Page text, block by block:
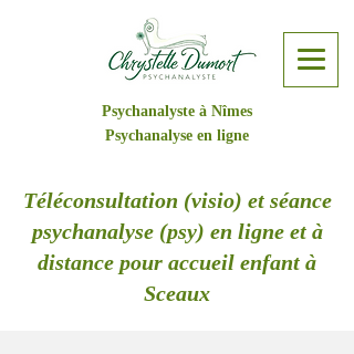
Psychanalyste à Nîmes
Psychanalyse en ligne
Téléconsultation (visio) et séance
psychanalyse (psy) en ligne et à
distance pour accueil enfant à
Sceaux